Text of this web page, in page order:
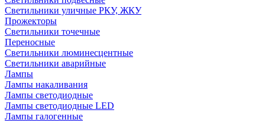
Светильники уличные РКУ, ЖКУ
Прожекторы
Cветильники точечные
Переносные
Светильники люминесцентные
Светильники аварийные
Лампы
Лампы накаливания
Лампы светодиодные
Лампы светодиодные LED
Лампы галогенные